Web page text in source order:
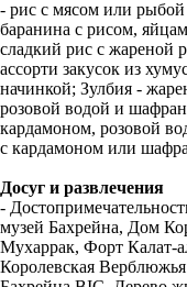
- рис с мясом или
баранина с рисом,
сладкий рис с жареной
ассорти закусок из
начинкой; Зулбия -
розовой водой и
кардамоном, розовой
с кардамоном или
Досуг и развлечения
-
музей Бахрейна, Дом
Мухаррак, Форт Калат-
Королевская